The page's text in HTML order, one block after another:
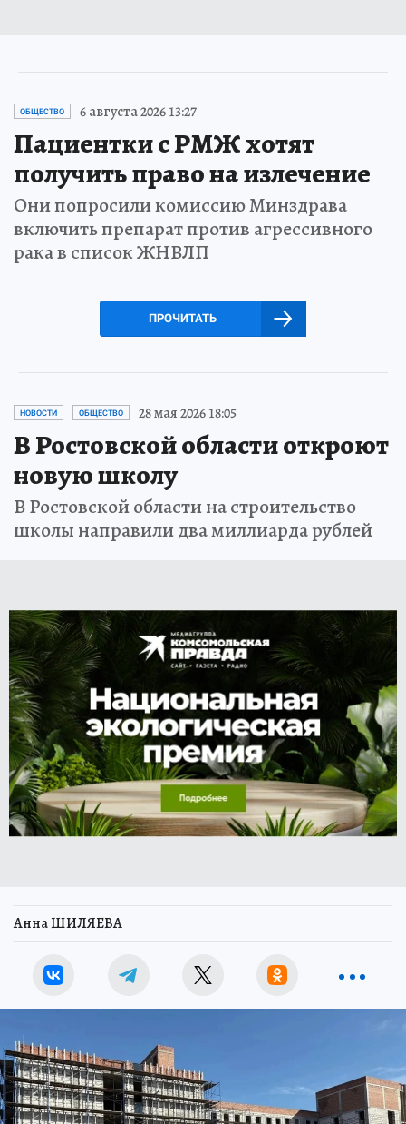
ОБЩЕСТВО 6 августа 2026 13:27
Пациентки с РМЖ хотят
получить право на излечение
Они попросили комиссию Минздрава
включить препарат против агрессивного
рака в список ЖНВЛП
ПРОЧИТАТЬ
НОВОСТИ ОБЩЕСТВО 28 мая 2026 18:05
В Ростовской области откроют
новую школу
В Ростовской области на строительство
школы направили два миллиарда рублей
Анна ШИЛЯЕВА